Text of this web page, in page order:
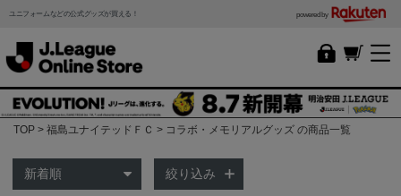
ユニフォームなどの公式グッズが買える！ powered by
TOP 福島ユナイテッドＦＣ コラボ・メモリアルグッズ の商品一覧
絞り込み